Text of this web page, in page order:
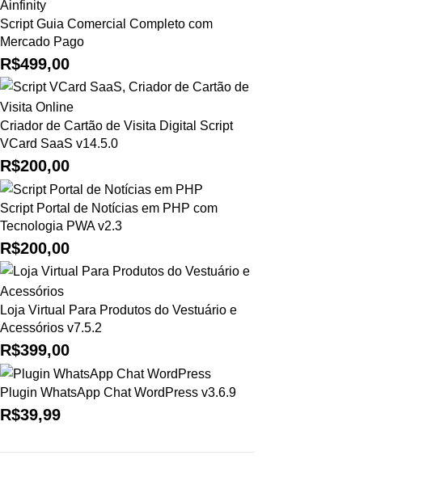
Script Guia Comercial Completo com
Mercado Pago
R$499,00
Criador de Cartão de Visita Digital Script
VCard SaaS v14.5.0
R$200,00
Script Portal de Notícias em PHP com
Tecnologia PWA v2.3
R$200,00
Loja Virtual Para Produtos do Vestuário e
Acessórios v7.5.2
R$399,00
Plugin WhatsApp Chat WordPress v3.6.9
R$39,99